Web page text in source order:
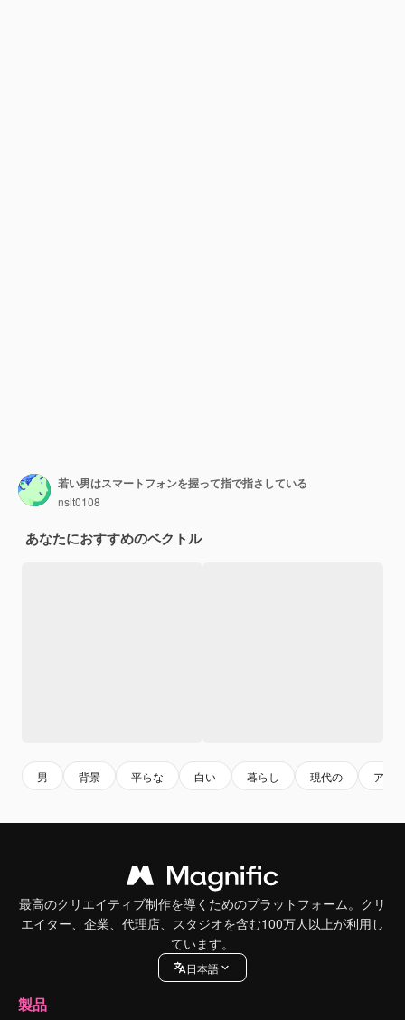
若い男はスマートフォンを握って指で指さしている
nsit0108
あなたにおすすめのベクトル
男 背景 平らな 白い 暮らし 現代の アート
最高のクリエイティブ制作を導くためのプラットフォーム。クリ
エイター、企業、代理店、スタジオを含む100万人以上が利用し
ています。
日本語
製品